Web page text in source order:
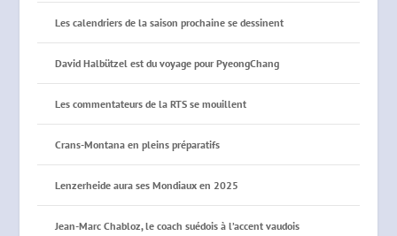
Les calendriers de la saison prochaine se dessinent
David Halbützel est du voyage pour PyeongChang
Les commentateurs de la RTS se mouillent
Crans-Montana en pleins préparatifs
Lenzerheide aura ses Mondiaux en 2025
Jean-Marc Chabloz, le coach suédois à l’accent vaudois